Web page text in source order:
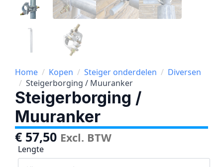
Home Kopen Steiger onderdelen
Diversen
Steigerborging / Muuranker
Steigerborging /
Muuranker
€ 57,50 Excl. BTW
Lengte